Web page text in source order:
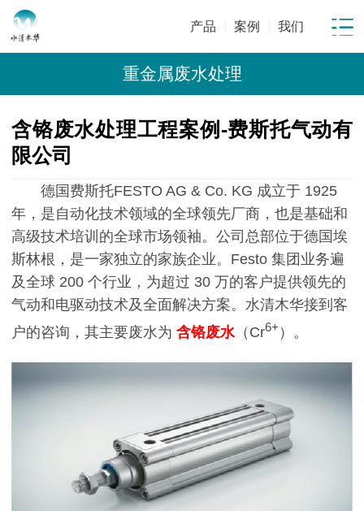
产品 案例 我们
重金属废水处理
含铬废水处理工程案例-费斯托气动有
限公司
德国费斯托FESTO AG & Co. KG 成立于 1925
年，是自动化技术领域的全球领先厂商，也是基础和
高级技术培训的全球市场领袖。公司总部位于德国埃
斯林根，是一家独立的家族企业。Festo 集团业务遍
及全球 200 个行业，为超过 30 万的客户提供领先的
气动和电驱动技术及全面解决方案。水清木华接到客
户的咨询，其主要废水为 含铬废水（Cr6+ ）。